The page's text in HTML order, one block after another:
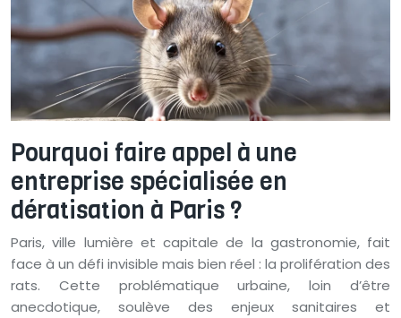
Pourquoi faire appel à une
entreprise spécialisée en
dératisation à Paris ?
Paris, ville lumière et capitale de la gastronomie, fait
face à un défi invisible mais bien réel : la prolifération des
rats. Cette problématique urbaine, loin d’être
anecdotique, soulève des enjeux sanitaires et